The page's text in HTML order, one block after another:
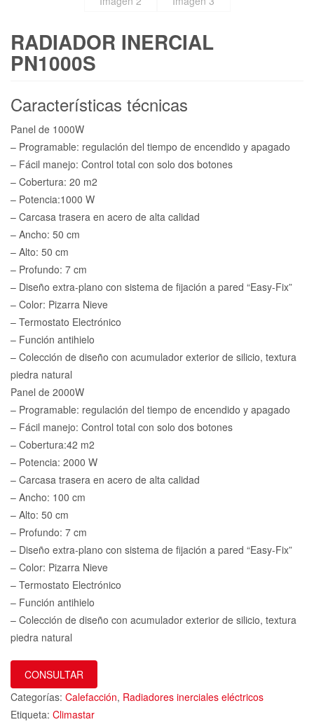
RADIADOR INERCIAL
PN1000S
Características técnicas
Panel de 1000W
– Programable: regulación del tiempo de encendido y apagado
– Fácil manejo: Control total con solo dos botones
– Cobertura: 20 m2
– Potencia:1000 W
– Carcasa trasera en acero de alta calidad
– Ancho: 50 cm
– Alto: 50 cm
– Profundo: 7 cm
– Diseño extra-plano con sistema de fijación a pared “Easy-Fix”
– Color: Pizarra Nieve
– Termostato Electrónico
– Función antihielo
– Colección de diseño con acumulador exterior de silicio, textura
piedra natural
Panel de 2000W
– Programable: regulación del tiempo de encendido y apagado
– Fácil manejo: Control total con solo dos botones
– Cobertura:42 m2
– Potencia: 2000 W
– Carcasa trasera en acero de alta calidad
– Ancho: 100 cm
– Alto: 50 cm
– Profundo: 7 cm
– Diseño extra-plano con sistema de fijación a pared “Easy-Fix”
– Color: Pizarra Nieve
– Termostato Electrónico
– Función antihielo
– Colección de diseño con acumulador exterior de silicio, textura
piedra natural
CONSULTAR
Categorías: Calefacción, Radiadores inerciales eléctricos
Etiqueta: Climastar